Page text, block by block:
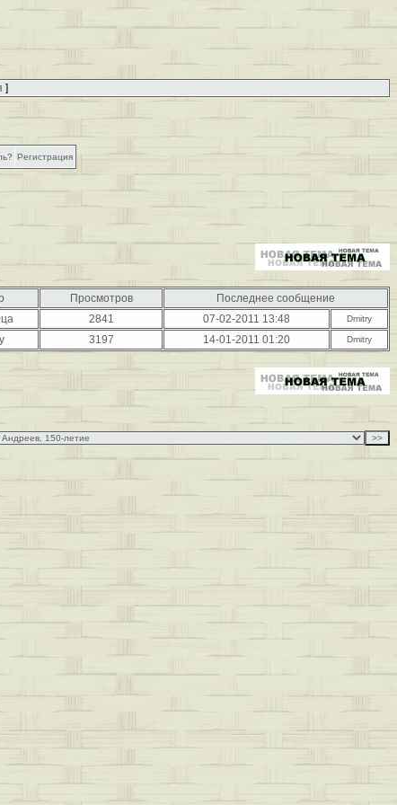
]
Регистрация
Просмотров
Последнее сообщение
2841 07-02-2011 13:48 Dmitry
3197 14-01-2011 01:20 Dmitry